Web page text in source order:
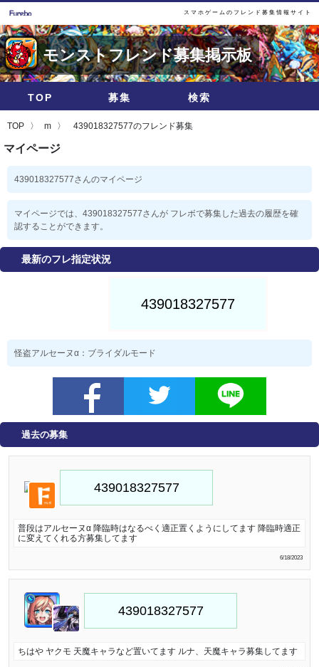
スマホゲームのフレンド募集情報サイト
モンストフレンド募集掲示板
TOP 募集 検索
TOP m 439018327577のフレンド募集
マイページ
439018327577さんのマイページ
マイページでは、439018327577さんが フレボで募集した過去の履歴を確
認することができます。
最新のフレ指定状況
怪盗アルセーヌα：ブライダルモード
過去の募集
普段はアルセーヌα 降臨時はなるべく適正置くようにしてます 降臨時適正
に変えてくれる方募集してます
6/18/2023
ちはや ヤクモ 天魔キャラなど置いてます ルナ、天魔キャラ募集してます